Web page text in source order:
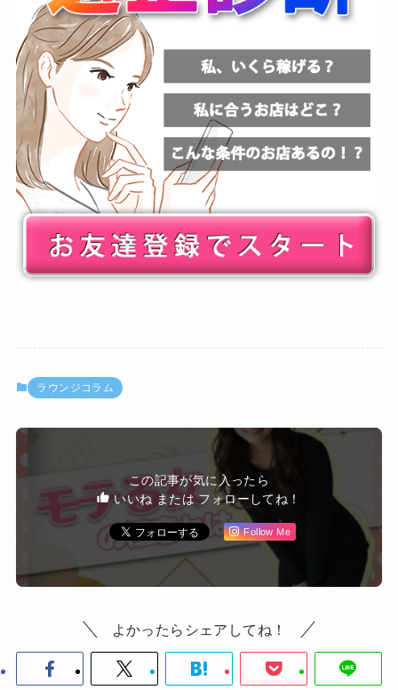
ラウンジコラム
この記事が気に入ったら
いいね または フォローしてね！
Follow Me
よかったらシェアしてね！